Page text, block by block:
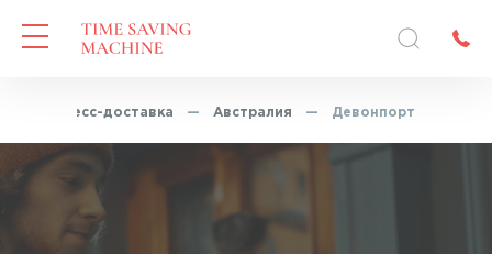
Экспресс-доставка — Австралия — Девонпорт